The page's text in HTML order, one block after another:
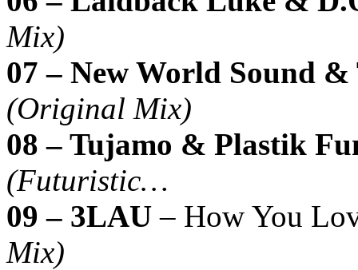
Mix)
07 – New World Sound
(Original Mix)
08 – Tujamo & Plastik
(Futuristic…
09 – 3LAU – How You
Mix)